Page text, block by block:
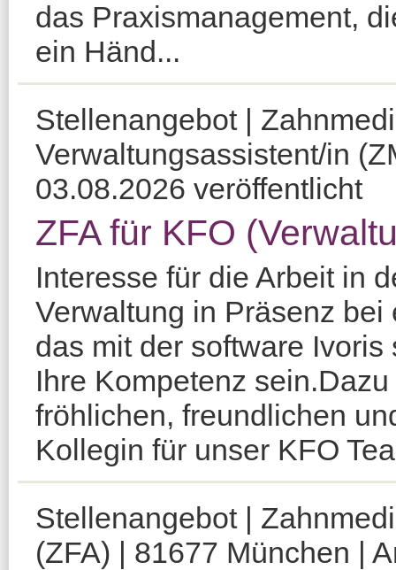
das Praxismanagement,
ein Händ...
Stellenangebot |
Verwaltungsassistent/in
03.08.2026 veröffentlicht
ZFA für KFO
Interesse für die Arbeit in
Verwaltung in Präsenz bei
das mit der software
Ihre Kompetenz
fröhlichen, freundlichen
Kollegin für unser KFO
Stellenangebot |
(ZFA) | 81677 München |